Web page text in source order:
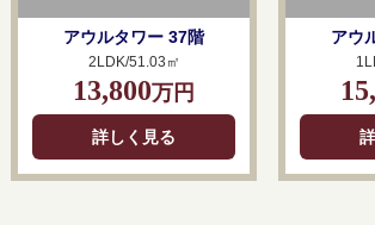
アウルタワー 37階
2LDK/51.03㎡
13,800万円
詳しく見る
アウ